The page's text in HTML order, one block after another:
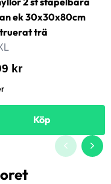
ek 30x30x80cm
trä
kr
Köp